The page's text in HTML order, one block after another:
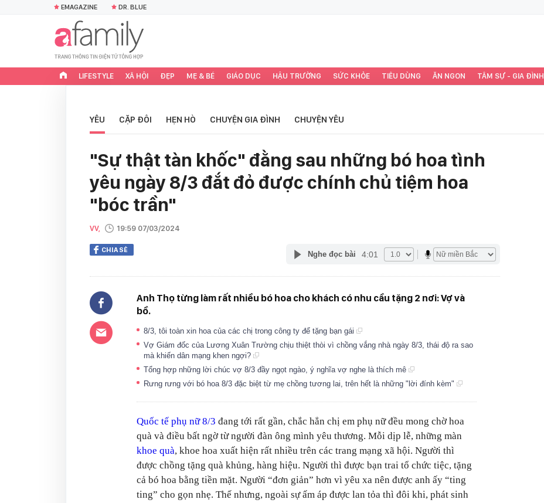
EMAGAZINE DR. BLUE
LIFESTYLE XÃ HỘI ĐẸP MẸ & BÉ GIÁO DỤC HẬU TRƯỜNG SỨC KHỎE TIÊU DÙNG ĂN NGON TÂM SỰ - GIA ĐÌNH
YÊU CẶP ĐÔI HẸN HÒ CHUYỆN GIA ĐÌNH CHUYỆN YÊU
"Sự thật tàn khốc" đằng sau những bó hoa tình
yêu ngày 8/3 đắt đỏ được chính chủ tiệm hoa
"bóc trần"
VV, 19:59 07/03/2024
CHIA SẺ Nghe đọc bài 4:01
Anh Thọ từng làm rất nhiều bó hoa cho khách có nhu cầu tặng 2 nơi: Vợ và
bồ.
8/3, tôi toàn xin hoa của các chị trong công ty để tặng bạn gái
Vợ Giám đốc của Lương Xuân Trường chịu thiệt thòi vì chồng vắng nhà ngày 8/3, thái độ ra sao
mà khiến dân mạng khen ngợi?
Tổng hợp những lời chúc vợ 8/3 đầy ngọt ngào, ý nghĩa vợ nghe là thích mê
Rưng rưng với bó hoa 8/3 đặc biệt từ mẹ chồng tương lai, trên hết là những "lời đính kèm"
Quốc tế phụ nữ 8/3 đang tới rất gần, chắc hẳn chị em phụ nữ đều mong chờ hoa
quà và điều bất ngờ từ người đàn ông mình yêu thương. Mỗi dịp lễ, những màn
khoe quà, khoe hoa xuất hiện rất nhiều trên các trang mạng xã hội. Người thì
được chồng tặng quà khủng, hàng hiệu. Người thì được bạn trai tổ chức tiệc, tặng
cả bó hoa bằng tiền mặt. Người “đơn giản” hơn vì yêu xa nên được anh ấy “ting
ting” cho gọn nhẹ. Thế nhưng, ngoài sự ấm áp được lan tỏa thì đôi khi, phát sinh